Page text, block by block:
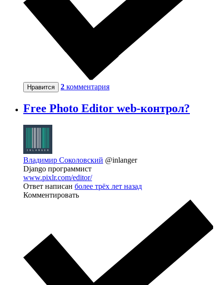
Нравится 2 комментария
Free Photo Editor web-контрол?
Владимир Соколовский @inlanger
Django программист
www.pixlr.com/editor/
Ответ написан более трёх лет назад
Комментировать